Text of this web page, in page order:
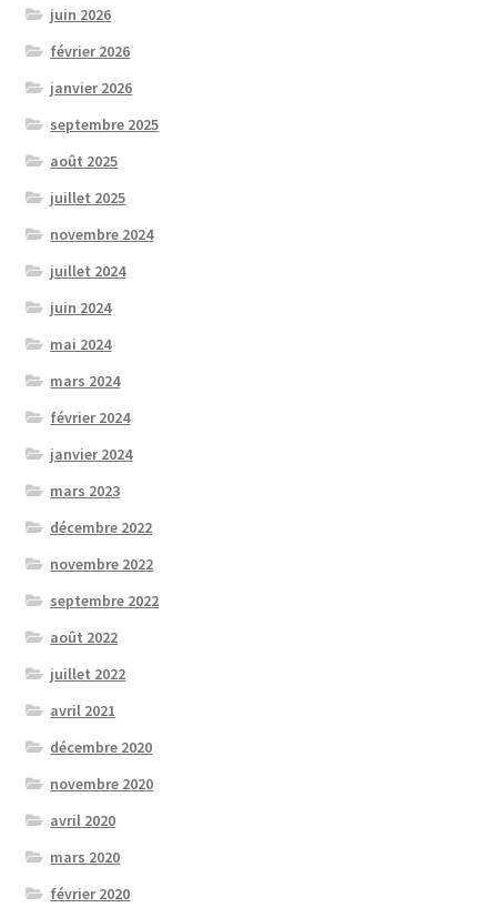
juin 2026
février 2026
janvier 2026
septembre 2025
août 2025
juillet 2025
novembre 2024
juillet 2024
juin 2024
mai 2024
mars 2024
février 2024
janvier 2024
mars 2023
décembre 2022
novembre 2022
septembre 2022
août 2022
juillet 2022
avril 2021
décembre 2020
novembre 2020
avril 2020
mars 2020
février 2020